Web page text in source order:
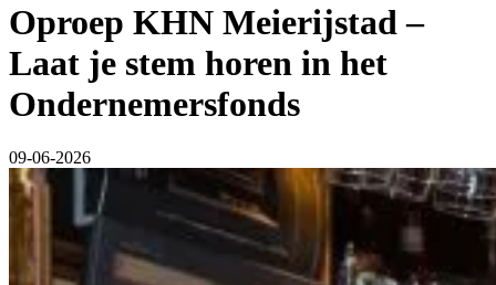
Oproep KHN Meierijstad –
Laat je stem horen in het
Ondernemersfonds
09-06-2026